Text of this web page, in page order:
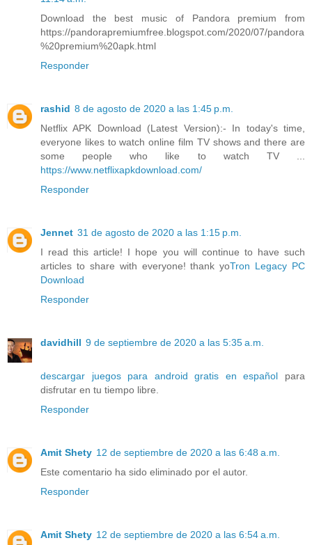
Download the best music of Pandora premium from
https://pandorapremiumfree.blogspot.com/2020/07/pandora
%20premium%20apk.html
Responder
rashid 8 de agosto de 2020 a las 1:45 p.m.
Netflix APK Download (Latest Version):- In today's time,
everyone likes to watch online film TV shows and there are
some people who like to watch TV ...
https://www.netflixapkdownload.com/
Responder
Jennet 31 de agosto de 2020 a las 1:15 p.m.
I read this article! I hope you will continue to have such
articles to share with everyone! thank yoTron Legacy PC
Download
Responder
davidhill 9 de septiembre de 2020 a las 5:35 a.m.
descargar juegos para android gratis en español para
disfrutar en tu tiempo libre.
Responder
Amit Shety 12 de septiembre de 2020 a las 6:48 a.m.
Este comentario ha sido eliminado por el autor.
Responder
Amit Shety 12 de septiembre de 2020 a las 6:54 a.m.